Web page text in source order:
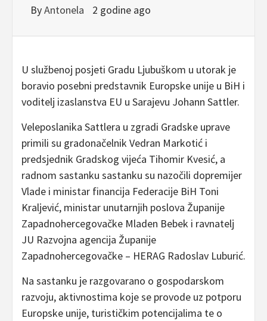
ByAntonela 2 godine ago
U službenoj posjeti Gradu Ljubuškom u utorak je
boravio posebni predstavnik Europske unije u BiH i
voditelj izaslanstva EU u Sarajevu Johann Sattler.
Veleposlanika Sattlera u zgradi Gradske uprave
primili su gradonačelnik Vedran Markotić i
predsjednik Gradskog vijeća Tihomir Kvesić, a
radnom sastanku sastanku su nazočili dopremijer
Vlade i ministar financija Federacije BiH Toni
Kraljević, ministar unutarnjih poslova Županije
Zapadnohercegovačke Mladen Bebek i ravnatelj
JU Razvojna agencija Županije
Zapadnohercegovačke – HERAG Radoslav Luburić.
Na sastanku je razgovarano o gospodarskom
razvoju, aktivnostima koje se provode uz potporu
Europske unije, turističkim potencijalima te o